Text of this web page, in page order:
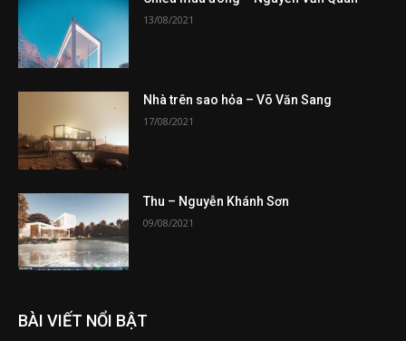
13/08/2021
Nhà trên sao hỏa – Võ Văn Sang
17/08/2021
Thu – Nguyễn Khánh Sơn
09/08/2021
BÀI VIẾT NỔI BẬT